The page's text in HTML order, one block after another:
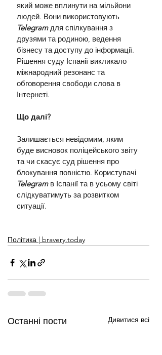
який може вплинути на мільйони
людей. Вони використовують
Telegram для спілкування з
друзями та родиною, ведення
бізнесу та доступу до інформації.
Рішення суду Іспанії викликало
міжнародний резонанс та
обговорення свободи слова в
Інтернеті.
Що далі?
Залишається невідомим, яким
буде висновок поліцейського звіту
та чи скасує суд рішення про
блокування повністю. Користувачі
Telegram в Іспанії та в усьому світі
слідкуватимуть за розвитком
ситуації.
Політика | bravery.today
Останні пости Дивитися всі